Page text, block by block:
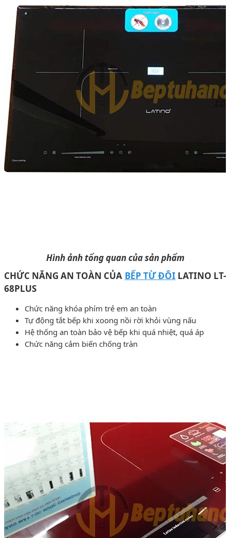
Hình ảnh tổng quan của sản phẩm
CHỨC NĂNG AN TOÀN CỦA BẾP TỪ ĐÔI LATINO LT-
68PLUS
Chức năng khóa phím trẻ em an toàn
Tự động tắt bếp khi xoong nồi rời khỏi vùng nấu
Hệ thống an toàn bảo vệ bếp khi quá nhiệt, quá áp
Chức năng cảm biến chống tràn